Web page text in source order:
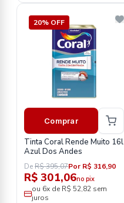
20% OFF
Comprar
Tinta Coral Rende Muito 16l
Azul Dos Andes
DeR$ 395,07Por R$ 316,90
R$ 301,06no pix
ou 6x de R$ 52,82 sem
juros